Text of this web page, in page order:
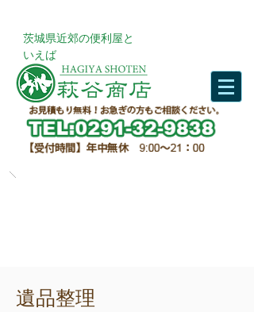
​茨城県近郊の便利屋と
いえば
遺品整理